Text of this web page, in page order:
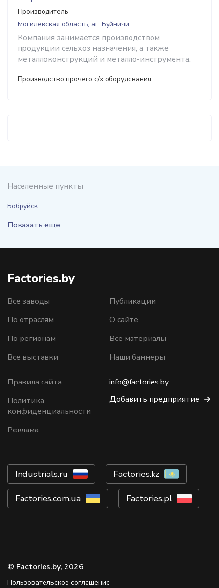
Производитель
Могилевская область, аг. Буйничи
Компания занимается производством
продукции сельхоз назначения, а также
металлоконструкций и металло-инструмента.
Производство прочего с/х оборудования
Населенные пункты
Бобруйск
Показать еще
Factories.by
Все заводы
По отраслям
По регионам
Все выставки
Публикации
О сайте
Все материалы
Наши баннеры
Правила сайта
Политика
конфиденциальности
Реклама
info@factories.by
Добавить предприятие
Industrials.ru Factories.kz
Factories.com.ua Factories.pl
© Factories.by, 2026
Пользовательское соглашение